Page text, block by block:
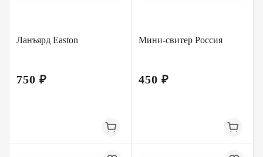
Ланъярд Easton
750 ₽
Мини-свитер Россия
450 ₽